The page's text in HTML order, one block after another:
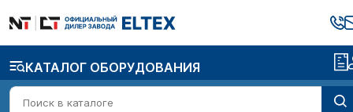
КАТАЛОГ ОБОРУДОВАНИЯ